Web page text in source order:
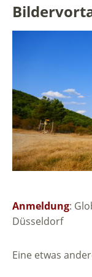
Anmeldung:
Düsseldorf
Eine etwas